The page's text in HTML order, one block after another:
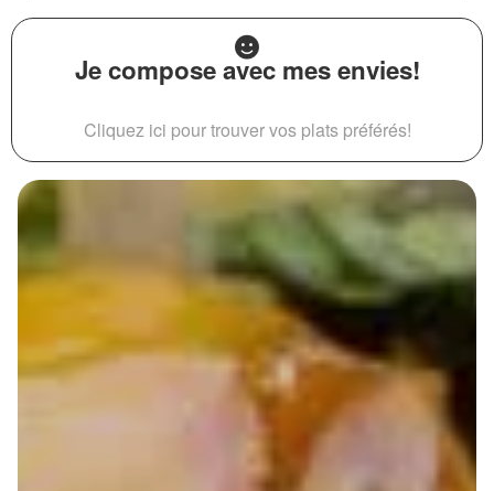
Je compose avec mes envies!
Cliquez ici pour trouver vos plats préférés!